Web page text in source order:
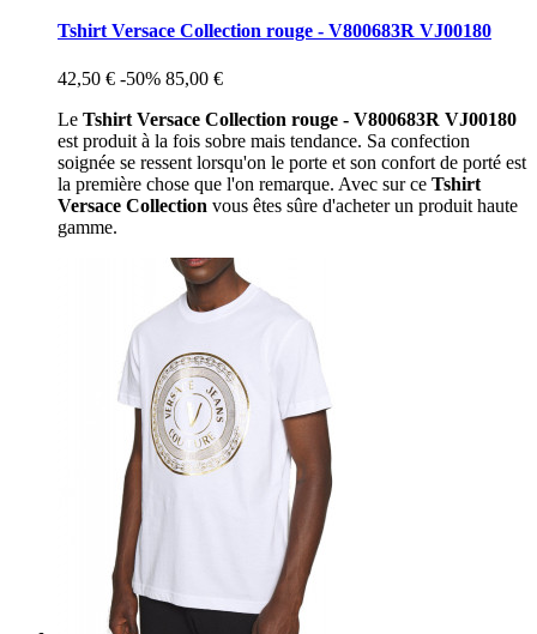
Tshirt Versace Collection rouge - V800683R VJ00180
42,50 € -50% 85,00 €
Le Tshirt Versace Collection rouge - V800683R VJ00180
est produit à la fois sobre mais tendance. Sa confection
soignée se ressent lorsqu'on le porte et son confort de porté est
la première chose que l'on remarque. Avec sur ce Tshirt
Versace Collection vous êtes sûre d'acheter un produit haute
gamme.